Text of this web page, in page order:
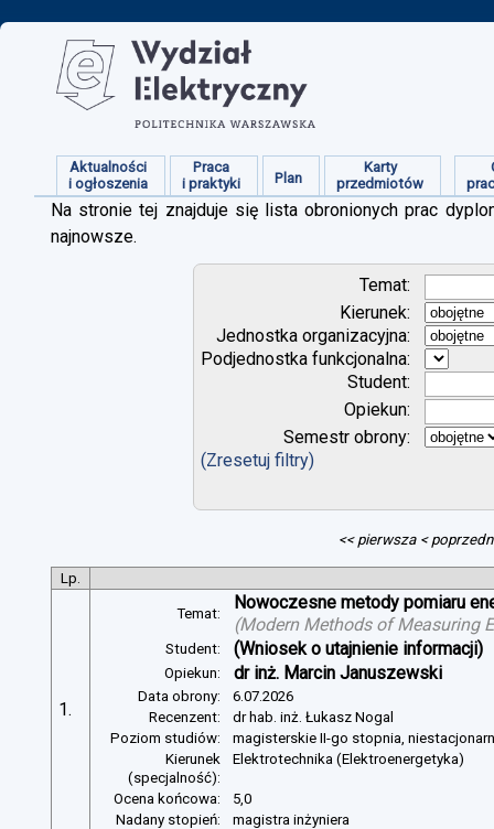
Aktualności
i ogłoszenia
Praca
i praktyki
Plan
Karty
przedmiotów
Na stronie tej znajduje się lista obronionych prac
najnowsze.
Temat:
Kierunek:
Jednostka organizacyjna:
Podjednostka funkcjonalna:
Student:
Opiekun:
Semestr obrony:
(Zresetuj filtry)
<< pierwsza <
Lp.
1.
Temat:
Nowoczesne metody pomiaru
(Modern Methods of Measuring
Student: (Wniosek o utajnienie informacji)
Opiekun: dr inż. Marcin Januszewski
Data obrony:
6.07.2026
Recenzent:
dr hab. inż. Łukasz Nogal
Poziom studiów:
magisterskie II-go stopnia,
Kierunek
(specjalność):
Elektrotechnika (Elektroenergetyka)
Ocena końcowa:
5,0
Nadany stopień:
magistra inżyniera